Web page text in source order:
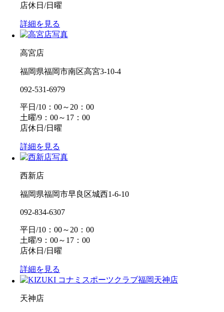
店休日/日曜
詳細を見る
高宮店
福岡県福岡市南区高宮3-10-4
092-531-6979
平日/10：00～20：00
土曜/9：00～17：00
店休日/日曜
詳細を見る
西新店
福岡県福岡市早良区城西1-6-10
092-834-6307
平日/10：00～20：00
土曜/9：00～17：00
店休日/日曜
詳細を見る
天神店